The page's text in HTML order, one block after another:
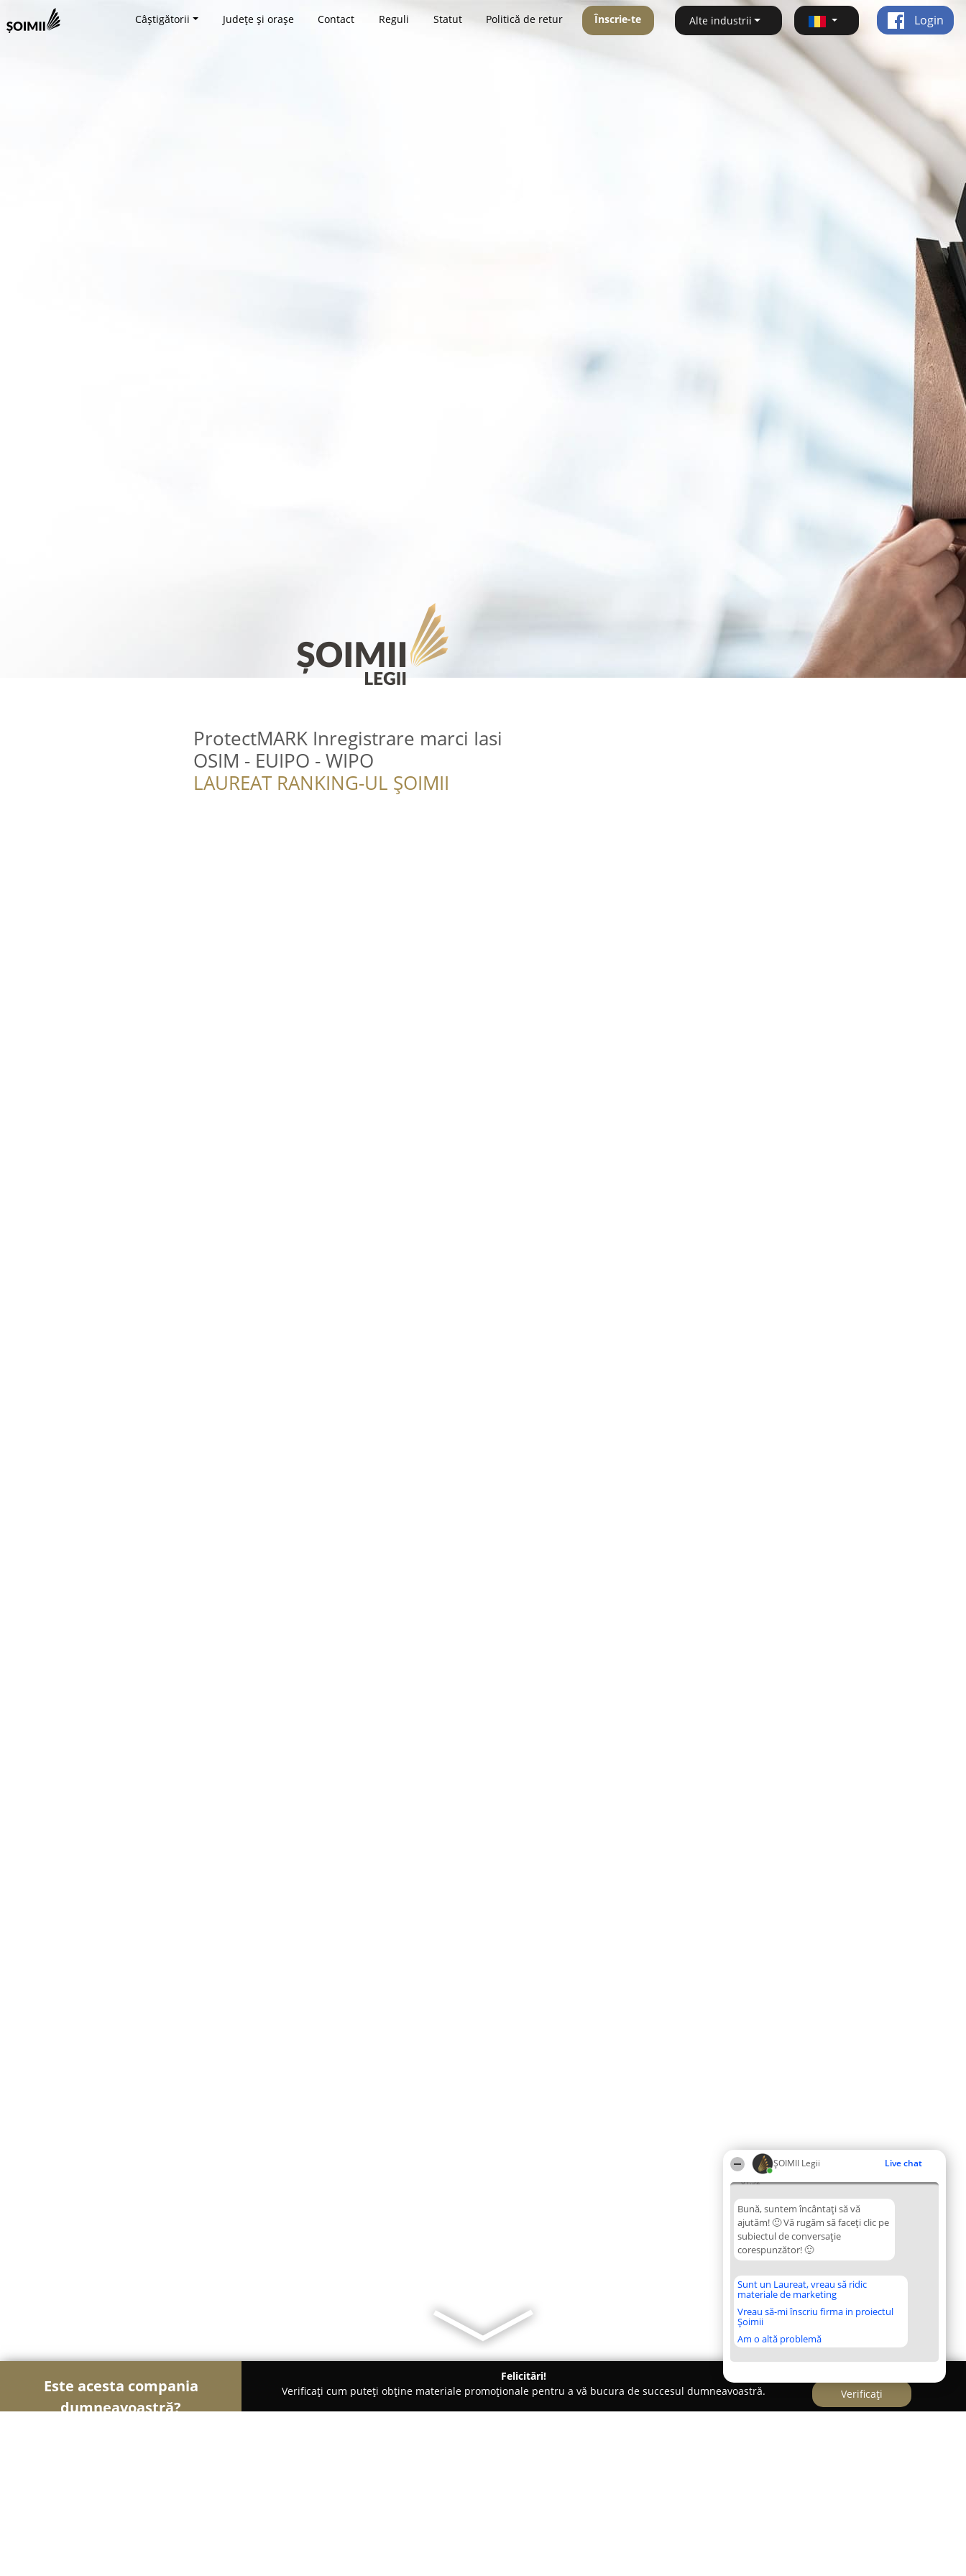
ȘOIMII Legii Live chat
01:32
Bună, suntem încântați să vă
ajutăm! 🙂 Vă rugăm să faceți clic pe
subiectul de conversație
corespunzător! 🙂
Sunt un Laureat, vreau să ridic
materiale de marketing
Vreau să-mi înscriu firma in proiectul
Șoimii
Am o altă problemă
Câștigătorii Județe și orașe Contact Reguli Statut Politică de retur Înscrie-te Alte industrii Login
ProtectMARK Inregistrare marci Iasi
OSIM - EUIPO - WIPO
LAUREAT RANKING-UL ȘOIMII
Este acesta compania
dumneavoastră?
Felicitări!
Verificați cum puteți obține materiale promoționale pentru a vă bucura de succesul dumneavoastră.
Verificați